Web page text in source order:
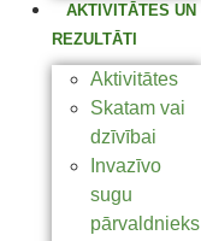
AKTIVITĀTES UN
REZULTĀTI
Aktivitātes
Skatam vai
dzīvībai
Invazīvo
sugu
pārvaldnieks